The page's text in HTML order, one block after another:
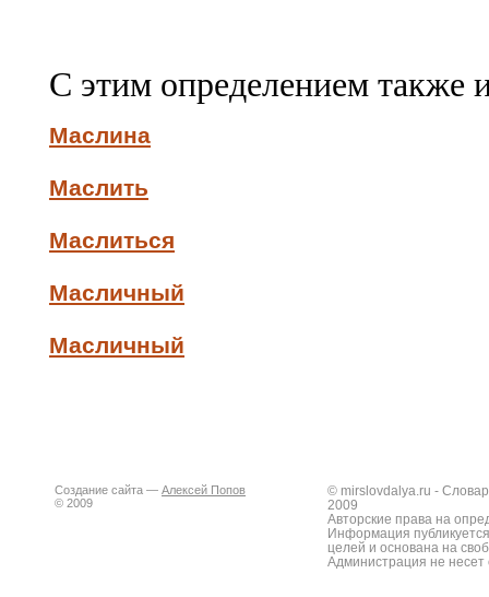
С этим определением также
Маслина
Маслить
Маслиться
Масличный
Масличный
Создание сайта — Алексей Попов
© 2009
© mirslovdalya.ru -
2009
Авторские права на
Информация
целей и основана на
Администрация не несет